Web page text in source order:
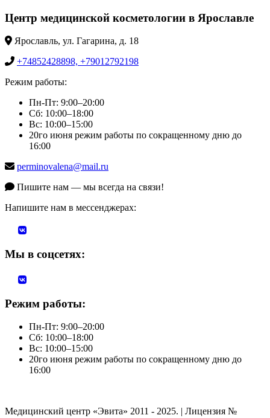
Центр медицинской косметологии в Ярославле
Ярославль, ул. Гагарина, д. 18
+74852428898, +79012792198
Режим работы:
Пн-Пт: 9:00–20:00
Сб: 10:00–18:00
Вс: 10:00–15:00
20го июня режим работы по сокращенному дню до
16:00
perminovalena@mail.ru
Пишите нам — мы всегда на связи!
Напишите нам в мессенджерах:
Мы в соцсетях:
Режим работы:
Пн-Пт: 9:00–20:00
Сб: 10:00–18:00
Вс: 10:00–15:00
20го июня режим работы по сокращенному дню до
16:00
Медицинский центр «Эвита» 2011 - 2025. | Лицензия №